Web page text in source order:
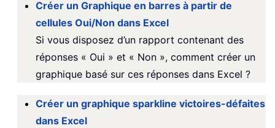
Créer un Graphique en barres à partir de
cellules Oui/Non dans Excel
Si vous disposez d’un rapport contenant des
réponses « Oui » et « Non », comment créer un
graphique basé sur ces réponses dans Excel ?
Créer un graphique sparkline victoires-défaites
dans Excel